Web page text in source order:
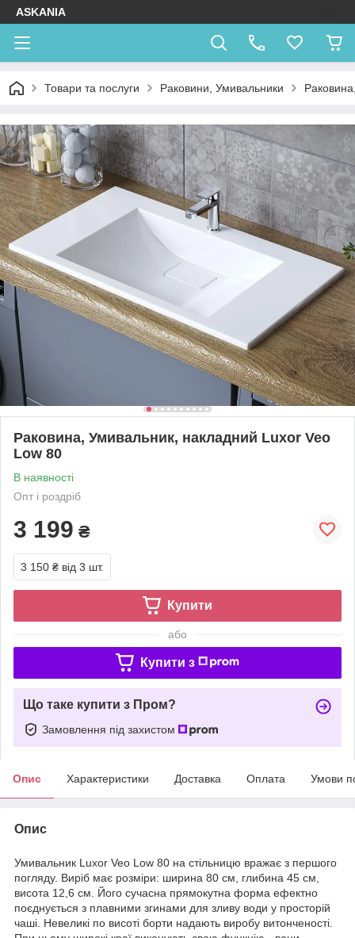
ASKANIA
Товари та послуги Раковини, Умивальники
Раковина, Умивальник, накладний Luxor Veo
Low 80
В наявності
Опт і роздріб
3 199 ₴
3 150 ₴ від 3 шт.
Купити
або
Купити з
Що таке купити з Пром?
Замовлення під захистом
Опис Характеристики Доставка Оплата Умови
Опис
Умивальник Luxor Veo Low 80 на стільницю вражає з першого
погляду. Виріб має розміри: ширина 80 см, глибина 45 см,
висота 12,6 см. Його сучасна прямокутна форма ефектно
поєднується з плавними згинами для зливу води у просторій
чаші. Невеликі по висоті борти надають виробу витонченості.